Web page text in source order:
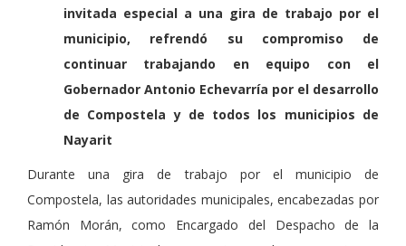
invitada especial a una gira de trabajo por el
municipio, refrendó su compromiso de
continuar trabajando en equipo con el
Gobernador Antonio Echevarría por el desarrollo
de Compostela y de todos los municipios de
Nayarit
Durante una gira de trabajo por el municipio de
Compostela, las autoridades municipales, encabezadas por
Ramón Morán, como Encargado del Despacho de la